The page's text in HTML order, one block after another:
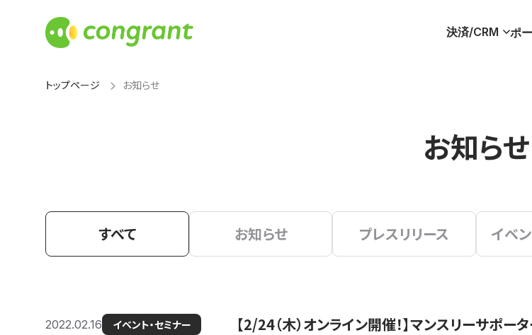
決済/CRM ポ
トップページ お知らせ
お知らせ
すべて お知らせ プレスリリース イベ
2022.02.16 イベント・セミナー 【2/24（木）オンライン開催！】マンスリーサ